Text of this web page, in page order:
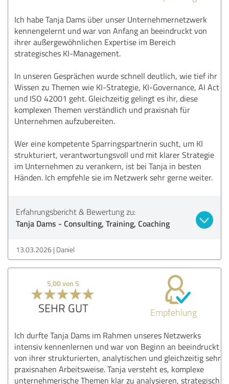
Ich habe Tanja Dams über unser Unternehmernetzwerk
kennengelernt und war von Anfang an beeindruckt von
ihrer außergewöhnlichen Expertise im Bereich
strategisches KI-Management.
In unseren Gesprächen wurde schnell deutlich, wie tief ihr
Wissen zu Themen wie KI-Strategie, KI-Governance, AI Act
und ISO 42001 geht. Gleichzeitig gelingt es ihr, diese
komplexen Themen verständlich und praxisnah für
Unternehmen aufzubereiten.
Wer eine kompetente Sparringspartnerin sucht, um KI
strukturiert, verantwortungsvoll und mit klarer Strategie
im Unternehmen zu verankern, ist bei Tanja in besten
Händen. Ich empfehle sie im Netzwerk sehr gerne weiter.
Erfahrungsbericht & Bewertung zu:
Tanja Dams - Consulting, Training, Coaching
13.03.2026 Daniel
5,00 von 5
SEHR GUT Empfehlung
Ich durfte Tanja Dams im Rahmen unseres Netzwerks
intensiv kennenlernen und war von Beginn an beeindruckt
von ihrer strukturierten, analytischen und gleichzeitig sehr
praxisnahen Arbeitsweise. Tanja versteht es, komplexe
unternehmerische Themen klar zu analysieren, strategisch